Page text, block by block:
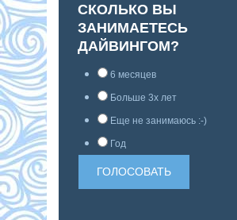
СКОЛЬКО ВЫ
ЗАНИМАЕТЕСЬ
ДАЙВИНГОМ?
6 месяцев
Больше 3х лет
Еще не занимаюсь :-)
Год